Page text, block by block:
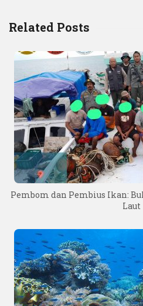
Related Posts
Pembom dan Pembius Ikan:
Laut